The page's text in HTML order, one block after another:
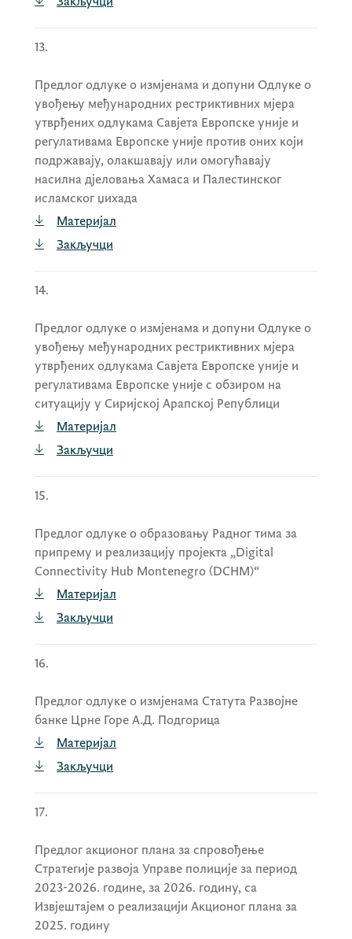
13.
Предлог одлуке о измјенама и допуни Одлуке о
увођењу међународних рестриктивних мјера
утврђених одлукама Савјета Европске уније и
регулативама Европске уније против оних који
подржавају, олакшавају или омогућавају
насилна дјеловања Хамаса и Палестинског
исламског џихада
Материјал
Закључци
14.
Предлог одлуке о измјенама и допуни Одлуке о
увођењу међународних рестриктивних мјера
утврђених одлукама Савјета Европске уније и
регулативама Европске уније с обзиром на
ситуацију у Сиријској Арапској Републици
Материјал
Закључци
15.
Предлог одлуке о образовању Радног тима за
припрему и реализацију пројекта „Digital
Connectivity Hub Montenegro (DCHM)“
Материјал
Закључци
16.
Предлог одлуке о измјенама Статута Развојне
банке Црне Горе А.Д. Подгорица
Материјал
Закључци
17.
Предлог акционог плана за спровођење
Стратегије развоја Управе полиције за период
2023-2026. године, за 2026. годину, са
Извјештајем о реализацији Акционог плана за
2025. годину